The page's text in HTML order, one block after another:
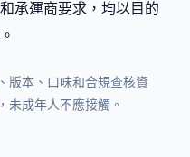
承運商要求，均以目的
版本、口味和合規查核資
未成年人不應接觸。